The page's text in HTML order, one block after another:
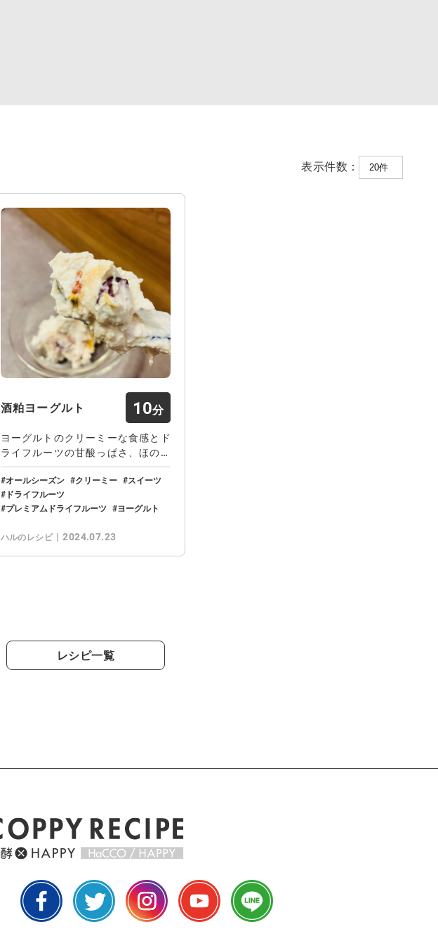
表示件数：
酒粕ヨーグルト 10
ヨーグルトのクリーミーな食感とド
ライフルーツの甘酸っぱさ、ほのか
に酒粕の香りが感…
オールシーズン クリーミー
スイーツ
ドライフルーツ
プレミアムドライフルーツ
ヨーグルト
ハルのレシピ 2024.07.23
レシピ一覧